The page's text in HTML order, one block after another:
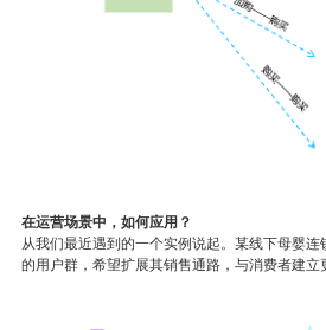
在运营场景中，如何应用？
从我们最近遇到的一个实例说起。某线下母婴
的用户群，希望扩展其销售通路，与消费者建立